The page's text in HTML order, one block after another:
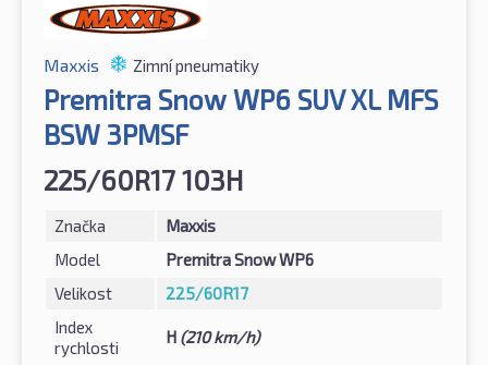
Maxxis Zimní pneumatiky
Premitra Snow WP6 SUV XL MFS
BSW 3PMSF
225/60R17 103H
Značka
Maxxis
Model
Premitra Snow WP6
Velikost
225/60R17
Index
rychlosti
H (210 km/h)